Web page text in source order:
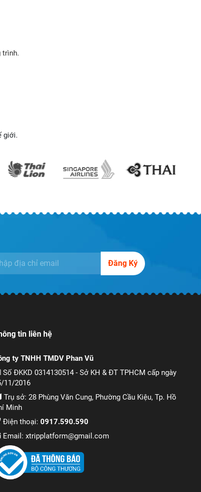
trình.
giới.
Đăng Ký
tin liên hệ
ty TNHH TMDV Phan Vũ
Số ĐKKD 0314130514 - Sở KH & ĐT TPHCM cấp ngày
11/2016
Trụ sở: 28 Phùng Văn Cung, Phường Cầu Kiệu, Tp. Hồ
Minh
Điện thoại: 0917.590.590
Email: xtripplatform@gmail.com